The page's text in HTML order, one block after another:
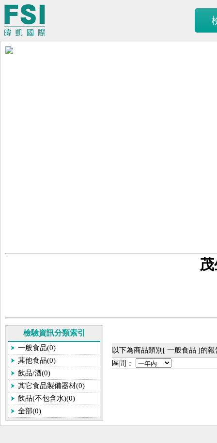
檢驗資訊分類索引
一般食品(0)
其他食品(0)
飲品/酒(0)
其它食品製備器材(0)
飲品(不包含水)(0)
全部(0)
以下為商品類別[ 一般食品 ]的
區間：